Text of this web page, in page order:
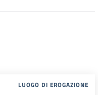
LUOGO DI EROGAZIONE